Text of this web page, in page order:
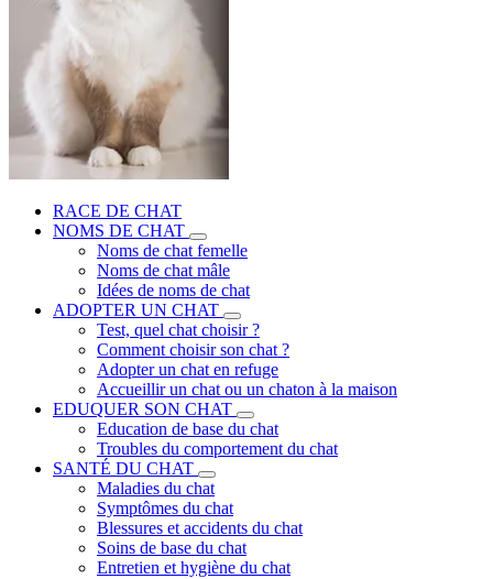
RACE DE CHAT
NOMS DE CHAT
Noms de chat femelle
Noms de chat mâle
Idées de noms de chat
ADOPTER UN CHAT
Test, quel chat choisir ?
Comment choisir son chat ?
Adopter un chat en refuge
Accueillir un chat ou un chaton à la maison
EDUQUER SON CHAT
Education de base du chat
Troubles du comportement du chat
SANTÉ DU CHAT
Maladies du chat
Symptômes du chat
Blessures et accidents du chat
Soins de base du chat
Entretien et hygiène du chat